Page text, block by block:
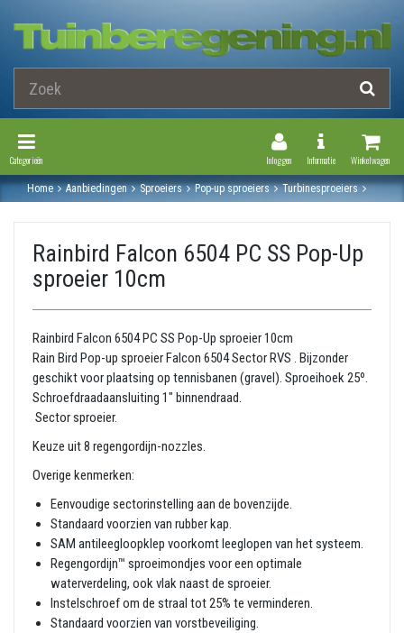
Winkelwagen
Toggle
Informatie
Inloggen
Toggle Navigation
Categorieën
Home Aanbiedingen Sproeiers Pop-up sproeiers
Turbinesproeiers
Rainbird Falcon 6504 PC SS Pop-Up
sproeier 10cm
Rainbird Falcon 6504 PC SS Pop-Up sproeier 10cm
Rain Bird Pop-up sproeier Falcon 6504 Sector RVS . Bijzonder
geschikt voor plaatsing op tennisbanen (gravel). Sproeihoek 25º.
Schroefdraadaansluiting 1" binnendraad.
Sector sproeier.
Keuze uit 8 regengordijn-nozzles.
Overige kenmerken:
Eenvoudige sectorinstelling aan de bovenzijde.
Standaard voorzien van rubber kap.
SAM antileegloopklep voorkomt leeglopen van het systeem.
Regengordijn™ sproeimondjes voor een optimale
waterverdeling, ook vlak naast de sproeier.
Instelschroef om de straal tot 25% te verminderen.
Standaard voorzien van vorstbeveiliging.